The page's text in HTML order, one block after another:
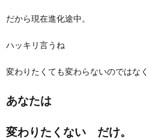
だから現在進化途中。
ハッキリ言うね
変わりたくても変わらないのではなく
あなたは
変わりたくない だけ。